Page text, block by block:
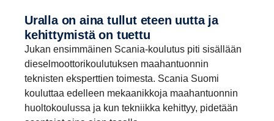
Uralla on aina tullut eteen uutta ja
kehit­ty­mistä on tuettu
Jukan ensimmäinen Scania-koulutus piti sisällään
dieselmoottorikoulutuksen maahantuonnin
teknisten eksperttien toimesta. Scania Suomi
kouluttaa edelleen mekaanikkoja maahantuonnin
huoltokoulussa ja kun tekniikka kehittyy, pidetään